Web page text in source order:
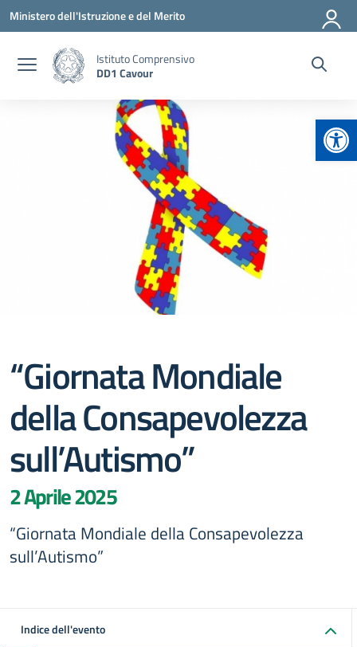
Vai ai contenuti
Vai al menu di navigazione
Vai al footer
Ministero dell'Istruzione e del Merito
Istituto Comprensivo
DD1 Cavour
“Giornata Mondiale
della Consapevolezza
sull’Autismo”
2 Aprile 2025
“Giornata Mondiale della Consapevolezza
sull’Autismo”
Indice dell'evento